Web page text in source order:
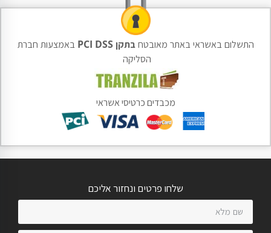
התשלום באשראי באתר מאובטחבתקן PCI DSS
באמצעות חברת
הסליקה
מכבדים כרטיסי אשראי
שלחו פרטים ונחזור אליכם